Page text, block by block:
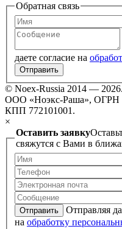
Обратная связь
даете согласие на
Отправить
© Noex-Russia 2014 —
ООО «Ноэкс-Раша», ОГРН
КПП 772101001.
×
Оставить заявку
свяжутся с Вами в
Отправить
Отправляя
на обработку